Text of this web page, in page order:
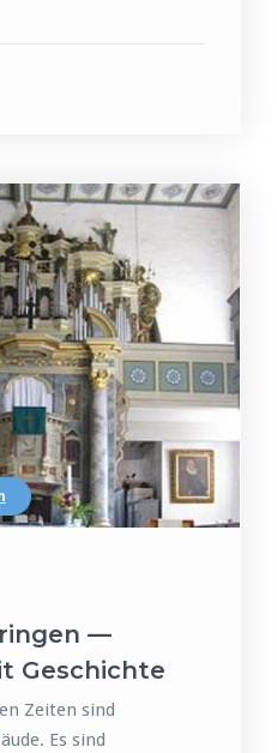
—
Geschichte
Zeiten sind
Es sind